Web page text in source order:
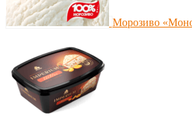
Морозиво